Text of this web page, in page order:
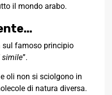
il mondo arabo.
sul famoso principio
simile”.
oli non si sciolgono in
di natura diversa.